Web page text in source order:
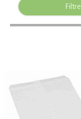
Filtre